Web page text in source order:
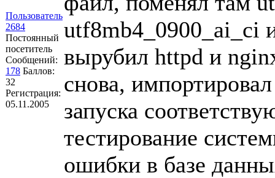
Пользователь
2684
Постоянный
посетитель
Сообщений:
178 Баллов:
32
Регистрация:
05.11.2005
utf8mb4_0900_ai_ci
вырубил httpd и
снова,
запуска
тестирование
ошибки в базе